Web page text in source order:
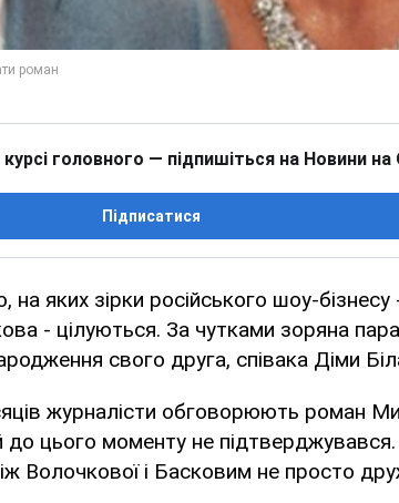
головного — підпишіться на Новини на
Підписатися
на яких зірки російського шоу-
- цілуються. За чутками зоряна
свого друга, співака Діми
журналісти обговорюють роман
до цього моменту не
Волочкової і Басковим не просто